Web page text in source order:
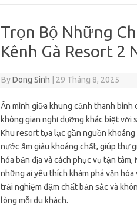
Trọn Bộ Những
Kênh Gà Resort 2
ByDong Sinh 29 Tháng 8, 2025
Ẩn mình giữa khung cảnh thanh bình
không gian nghỉ dưỡng khác biệt với
Khu resort tọa lạc gần nguồn
nước ấm giàu khoáng chất, giúp thư
hóa bản địa và cách phục vụ tận
những ai yêu thích khám phá văn
trải nghiệm đậm chất bản sắc và
lòng mỗi du khách.